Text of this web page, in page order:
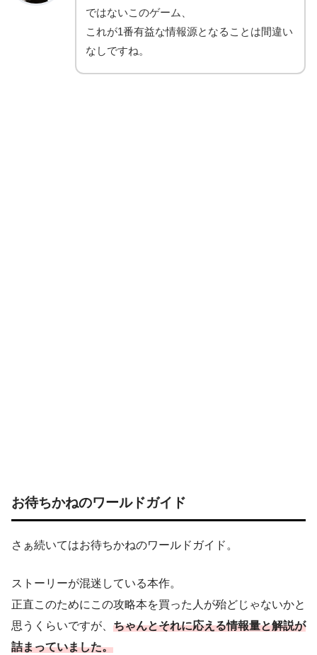
ではないこのゲーム、
これが1番有益な情報源となることは間違い
なしですね。
お待ちかねのワールドガイド
さぁ続いてはお待ちかねのワールドガイド。
ストーリーが混迷している本作。
正直このためにこの攻略本を買った人が殆どじゃないかと
思うくらいですが、 ちゃんとそれに応える情報量と解説が
詰まっていました。